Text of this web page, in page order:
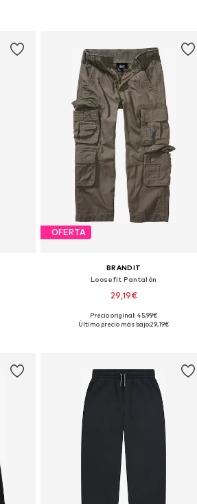
OFERTA
BRANDIT
Loosefit Pantalón
29,19€
Disponible en muchas tallas
Precio original: 45,99€
Último precio más bajo:29,19€